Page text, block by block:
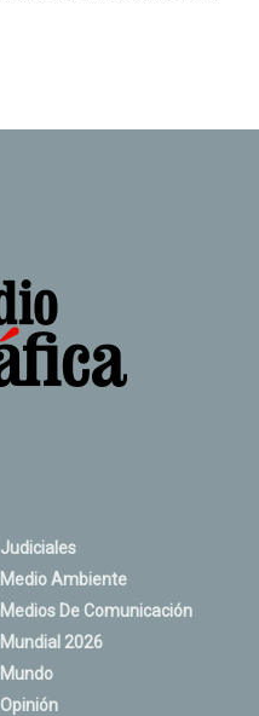
Judiciales
Medio Ambiente
Medios De Comunicación
Mundial 2026
Mundo
Opinión